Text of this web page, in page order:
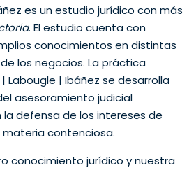
es un estudio jurídico con más
. El estudio cuenta con
conocimientos en distintas
los negocios. La práctica
Labougle | Ibáñez se desarrolla
asesoramiento judicial
defensa de los intereses de
contenciosa.
conocimiento jurídico y nuestra